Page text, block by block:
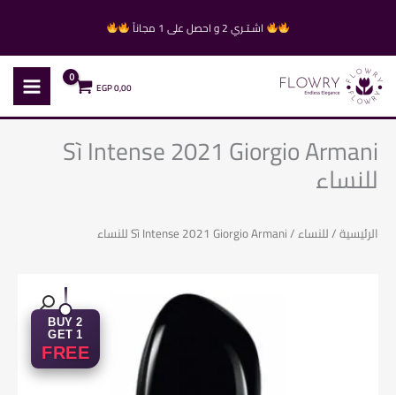
المحتوى
اشـتـري 2 و احصل على 1 مجاناً
0,00
EGP
Sì Intense 2021 Giorgio Armani
للنساء
الرئيسية/للنساء/ Sì Intense 2021 Giorgio Armani للنساء
BUY 2
GET 1
FREE